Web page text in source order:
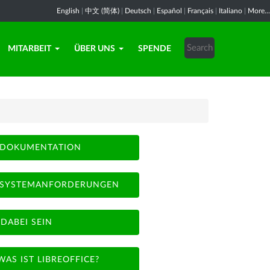
English 中文 (简体) Deutsch Español Français Italiano More...
MITARBEIT ÜBER UNS SPENDE
DOKUMENTATION
SYSTEMANFORDERUNGEN
DABEI SEIN
IST LIBREOFFICE?